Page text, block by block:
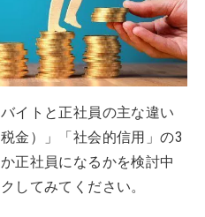
イトと正社員の主な違い
金）」「社会的信用」の3
正社員になるかを検討中
してみてください。